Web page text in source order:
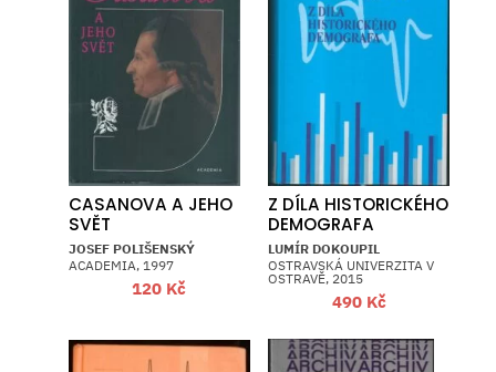
CASANOVA A JEHO
SVĚT
JOSEF POLIŠENSKÝ
ACADEMIA, 1997
120 Kč
Z DÍLA HISTORICKÉHO
DEMOGRAFA
LUMÍR DOKOUPIL
OSTRAVSKÁ UNIVERZITA V
OSTRAVĚ, 2015
490 Kč